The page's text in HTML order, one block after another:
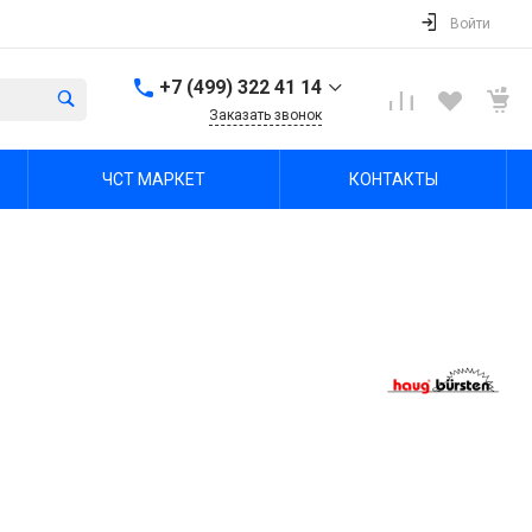
Войти
+7 (499) 322 41 14
г. Тула, Октябрьская ул,
Заказать звонок
ЧСТ МАРКЕТ КОНТАКТЫ